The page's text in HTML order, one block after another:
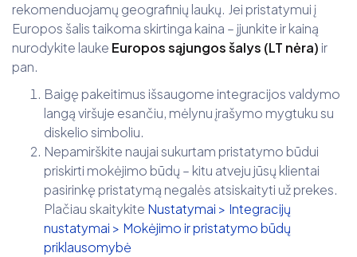
rekomenduojamų geografinių laukų. Jei pristatymui į
Europos šalis taikoma skirtinga kaina – įjunkite ir kainą
nurodykite lauke Europos sąjungos šalys (LT nėra) ir
pan.
Baigę pakeitimus išsaugome integracijos valdymo
langą viršuje esančiu, mėlynu įrašymo mygtuku su
diskelio simboliu.
Nepamirškite naujai sukurtam pristatymo būdui
priskirti mokėjimo būdų – kitu atveju jūsų klientai
pasirinkę pristatymą negalės atsiskaityti už prekes.
Plačiau skaitykite Nustatymai > Integracijų
nustatymai > Mokėjimo ir pristatymo būdų
priklausomybė